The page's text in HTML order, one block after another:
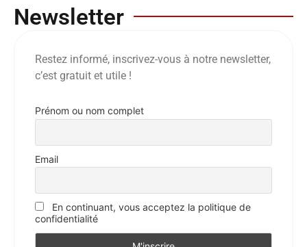
Newsletter
Restez informé, inscrivez-vous à notre newsletter,
c’est gratuit et utile !
Prénom ou nom complet
Email
En continuant, vous acceptez la politique de
confidentialité